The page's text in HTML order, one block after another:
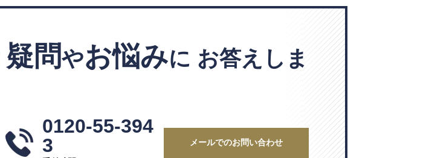
疑問やお悩みに お答えしま
0120-55-394
3
メールでのお問い合わせ